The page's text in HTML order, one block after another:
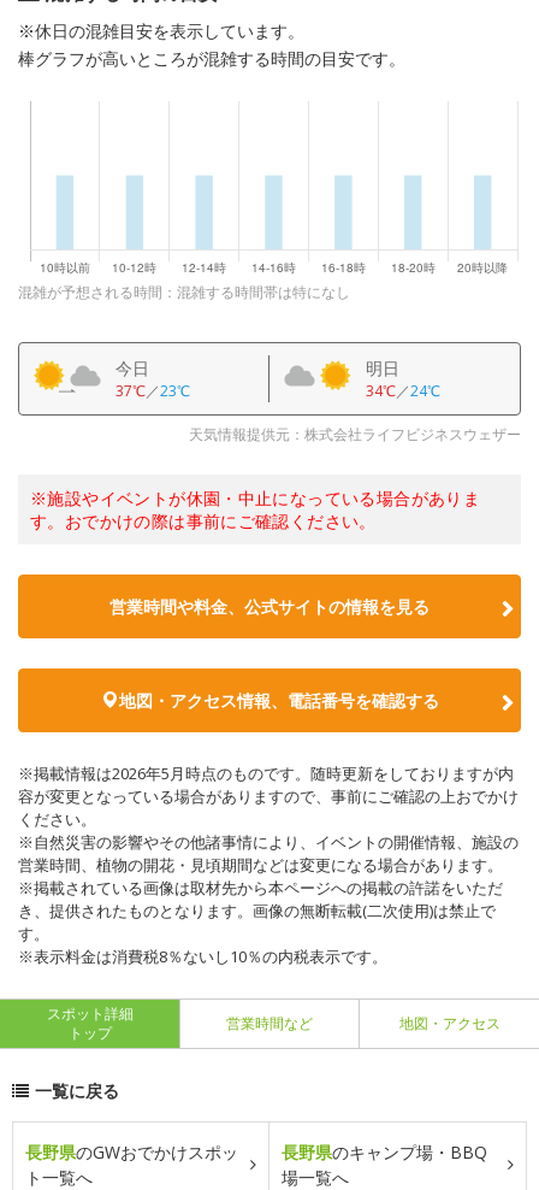
※休日の混雑目安を表示しています。
棒グラフが高いところが混雑する時間の目安です。
混雑が予想される時間：混雑する時間帯は特になし
今日
37℃／23℃
明日
34℃／24℃
天気情報提供元：株式会社ライフビジネスウェザー
※施設やイベントが休園・中止になっている場合がありま
す。おでかけの際は事前にご確認ください。
営業時間や料金、公式サイトの情報を見る
地図・アクセス情報、電話番号を確認する
※掲載情報は2026年5月時点のものです。随時更新をしておりますが内
容が変更となっている場合がありますので、事前にご確認の上おでかけ
ください。
※自然災害の影響やその他諸事情により、イベントの開催情報、施設の
営業時間、植物の開花・見頃期間などは変更になる場合があります。
※掲載されている画像は取材先から本ページへの掲載の許諾をいただ
き、提供されたものとなります。画像の無断転載(二次使用)は禁止で
す。
※表示料金は消費税8％ないし10％の内税表示です。
スポット詳細
トップ
営業時間など 地図・アクセス
一覧に戻る
長野県のGWおでかけスポッ
ト一覧へ
長野県のキャンプ場・BBQ
場一覧へ